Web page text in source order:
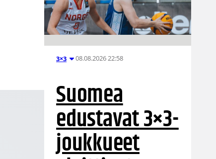
3×3 08.08.2026 22:58
Suomea
edustavat 3×3-
joukkueet